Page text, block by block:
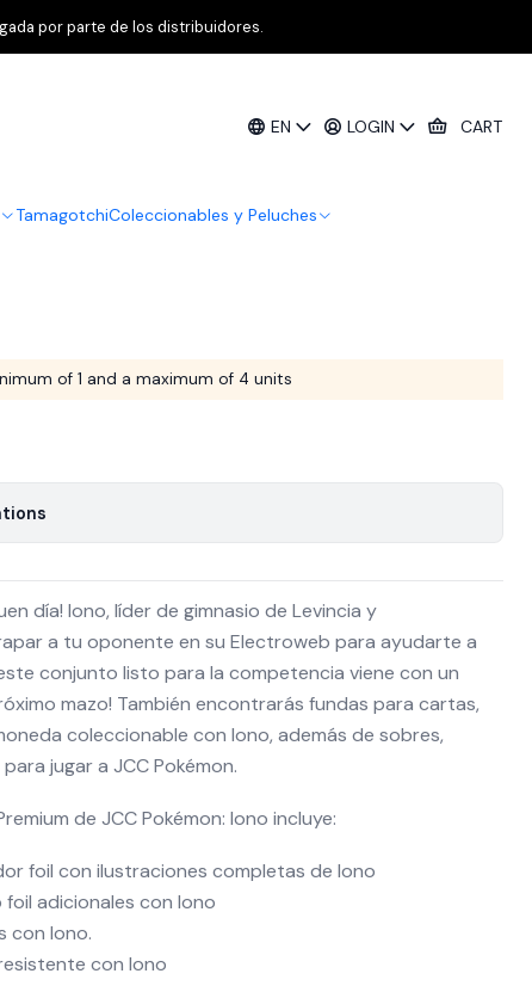
EN LOGIN CART
TamagotchiColeccionables y Peluches
por parte de los distribuidores.
Collection [Reserva 1]
& Violet—Iono Premium
of 1 and a maximum of 4 units
día! Iono, líder de gimnasio de Levincia y
a tu oponente en su Electroweb para ayudarte a
conjunto listo para la competencia viene con un
mazo! También encontrarás fundas para cartas,
coleccionable con Iono, además de sobres,
jugar a JCC Pokémon.
de JCC Pokémon: Iono incluye:
foil con ilustraciones completas de Iono
adicionales con Iono
con Iono.
con Iono